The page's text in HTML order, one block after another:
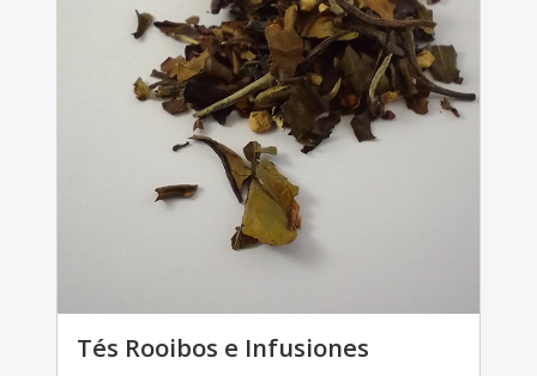
Tés Rooibos e Infusiones